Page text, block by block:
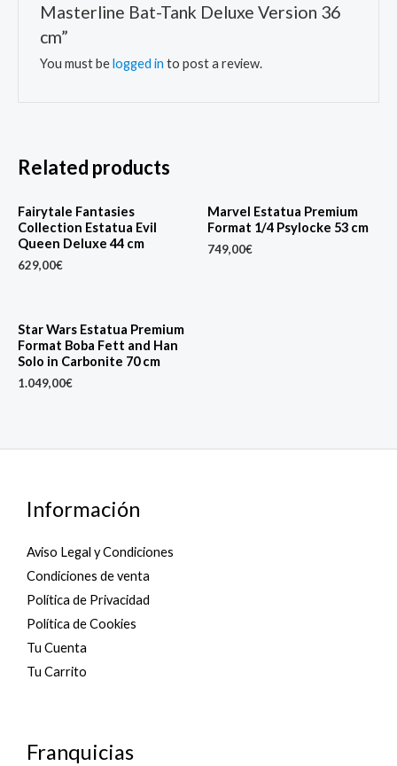
Masterline Bat-Tank Deluxe Version 36
cm”
You must belogged in to post a review.
Related products
Fairytale Fantasies
Collection Estatua Evil
Queen Deluxe 44 cm
629,00€
Marvel Estatua Premium
Format 1/4 Psylocke 53 cm
749,00€
Star Wars Estatua Premium
Format Boba Fett and Han
Solo in Carbonite 70 cm
1.049,00€
Información
Aviso Legal y Condiciones
Condiciones de venta
Política de Privacidad
Política de Cookies
Tu Cuenta
Tu Carrito
Franquicias